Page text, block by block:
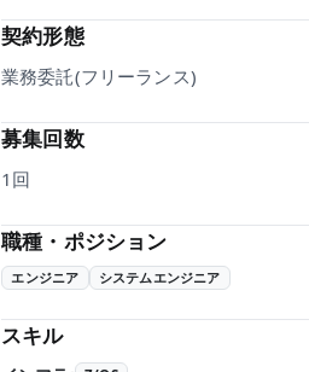
契約形態
業務委託(フリーランス)
募集回数
1回
職種・ポジション
エンジニア システムエンジニア
スキル